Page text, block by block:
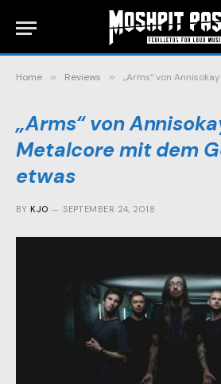
Home » Reviews » „Arms“ von Annisokay –
„Arms“ von
Metalcore mit dem
etwas
BY KJO SEPTEMBER 24, 2018